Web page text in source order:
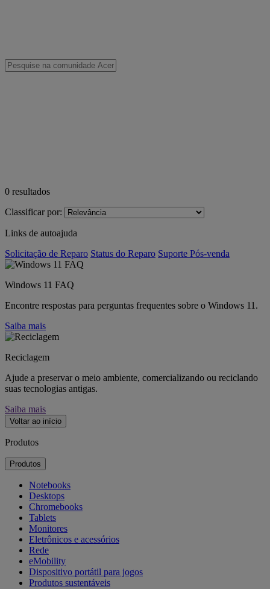
0 resultados
Classificar por:
Links de autoajuda
Solicitação de Reparo Status do Reparo Suporte Pós-venda
Windows 11 FAQ
Encontre respostas para perguntas frequentes sobre o Windows 11.
Saiba mais
Reciclagem
Ajude a preservar o meio ambiente, comercializando ou reciclando
suas tecnologias antigas.
Saiba mais
Voltar ao início
Produtos
Produtos
Notebooks
Desktops
Chromebooks
Tablets
Monitores
Eletrônicos e acessórios
Rede
eMobility
Dispositivo portátil para jogos
Produtos sustentáveis